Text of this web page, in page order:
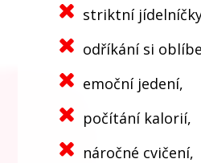
striktní
odříkání si
emoční jedení,
počítání kalorií,
náročné cvičení,